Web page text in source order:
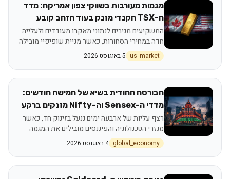
מגמות מעורבות בשווקי צפון אמריקה: מדד
ה-TSX הקנדי מזנק בעוד הזהב קובע
שיאים חדשים
המשקיעים מגיבים לנתוני מאקרו מעודדים ולעלייה
חדה במחירי הסחורות, כאשר מניית שופיפיי מובילה
את המגמה החיובית בטורונטו
us_market 5 באוגוסט 2026
הבורסה ההודית בשיא של חמישה חודשים:
מדדי ה-Sensex וה-Nifty מזנקים ברקע
רפורמות מסחר
רצף עליות של ארבעה ימים ננעל בזינוק חד, כאשר
מגזרי הטכנולוגיה והפיננסים מובילים את המגמה
תחת מנגנון מכרז נעילה חדש
global_economy 4 באוגוסט 2026